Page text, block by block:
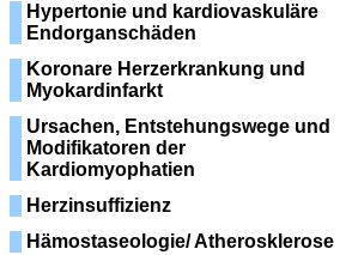
Hypertonie und kardiovaskuläre
Endorganschäden
Koronare Herzerkrankung und
Myokardinfarkt
Ursachen, Entstehungswege und
Modifikatoren der
Kardiomyophatien
Herzinsuffizienz
Hämostaseologie/ Atherosklerose